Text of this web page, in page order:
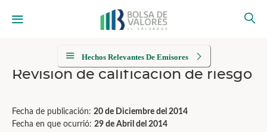
Hechos Relevantes De Emisores
Revisión de calificación de riesgo
Fecha de publicación: 20 de Diciembre del 2014
Fecha en que ocurrió: 29 de Abril del 2014